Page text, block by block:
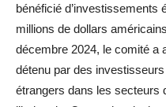
bénéficié d’investissements
millions de dollars
décembre 2024, le comité a
détenu par des
étrangers dans les secteurs